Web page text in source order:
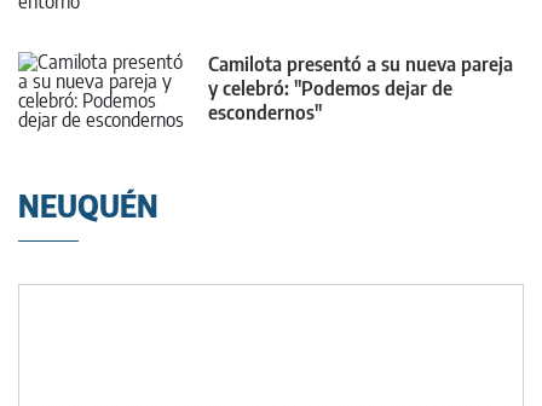
Camilota presentó a su nueva pareja
y celebró: "Podemos dejar de
escondernos"
NEUQUÉN